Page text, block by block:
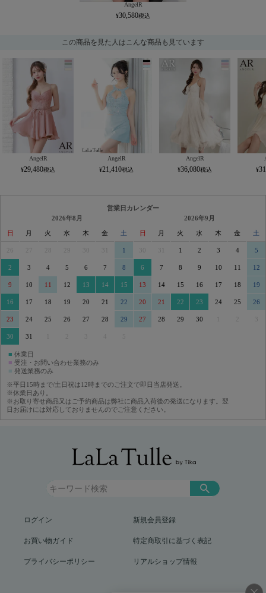
AngelR
30,580
この商品を見た人はこんな商品も見ています
AngelR
29,480
AngelR
21,410
AngelR
36,080
営業日カレンダー
2026年8月
日 月 火 水 木 金 土
29 30 31 1
2 3 4 5 6 7 8
9 10 11 12 13 14 15
16 17 18 19 20 21 22
23 24 25 26 27 28 29
30 31 3 5
2026年9月
日 月 火 水 木 金 土
30 31 1 2 3 4 5
6 7 8 9 10 11 12
13 14 15 16 17 18 19
20 21 22 23 24 25 26
27 28 29 30 3
■ 休業日
■ 受注・お問い合わせ業務のみ
■ 発送業務のみ
※平日15時まで/土日祝は12時までのご注文で即日当店発送。
※休業日あり。
※お取り寄せ商品又はご予約商品は弊社に商品入荷後の発送になります。翌
日お届けには対応しておりませんのでご注意ください。
ログイン 新規会員登録
お買い物ガイド 特定商取引に基づく表記
プライバシーポリシー リアルショップ情報